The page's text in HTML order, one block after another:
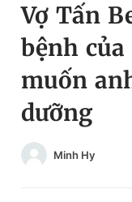
Chuyên mục
Chuyên mục khác
Chào ngày mới
Tin thị trường
Đổi mật khẩu
Tin đã lưu
Vợ Tấn
bệnh
muốn
dưỡng
Minh Hy